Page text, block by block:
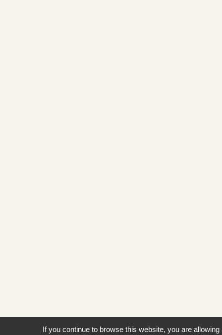
If you continue to browse this website, you are